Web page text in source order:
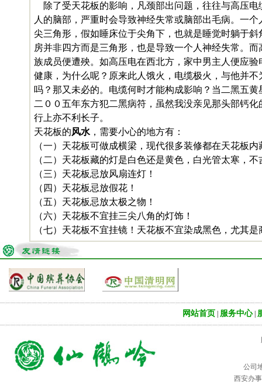
除了受天花板的影响，凡颈部出问题，往往与高压
人的脑部，严重时会导致神经失常或脑部出毛病。一
尖三角形，假如睡床位于尖角下，也就是睡觉时躺于
房并非四方而是三角形，也是导致一个人神经失常。
族成员便遭殃。如高压电在西北方，家中男主人便应
健康，为什么呢？原来此人饿火，电缆极火，与他并
吗？那又未必的。电缆何时才能构成影响？当二黑五
二００五年东方犯二黑病符，虽然我没亲见那头部钙
行上亦不利长子。
天花板的风水 ，需要小心的地方有：
（一）天花板可做成横梁，现代很多装修都在天花板
（二）天花板藏的灯是白色还是黄色，白光管太寒，
（三）天花板忌放风扇连灯！
（四）天花板忌放假花！
（五）天花板忌放太极之物！
（六）天花板不宜挂三尖八角的灯饰！
（七）天花板不宜挂镜！天花板不宜染成黑色，尤其
网站首页 服务中心|
公司
西安办